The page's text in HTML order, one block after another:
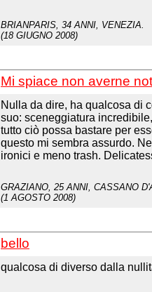
BRIANPARIS , 34 ANNI, VENEZIA.
(18 GIUGNO 2008)
Mi spiace non averne
Nulla da dire, ha qualcosa di
suo: sceneggiatura
tutto ciò possa bastare per
questo mi sembra assurdo.
ironici e meno trash.
GRAZIANO , 25 ANNI, CASSANO
(1 AGOSTO 2008)
bello
qualcosa di diverso dalla